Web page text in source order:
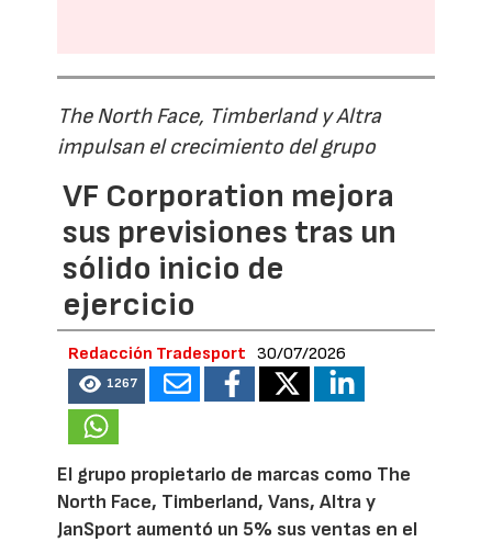
The North Face, Timberland y Altra
impulsan el crecimiento del grupo
VF Corporation mejora
sus previsiones tras un
sólido inicio de
ejercicio
Redacción Tradesport 30/07/2026
1267
El grupo propietario de marcas como The
North Face, Timberland, Vans, Altra y
JanSport aumentó un 5% sus ventas en el